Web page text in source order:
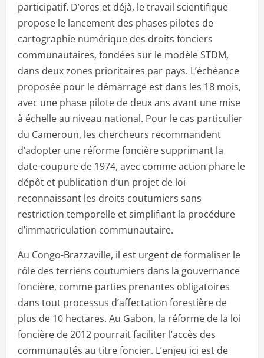
participatif. D’ores et déjà, le travail scientifique
propose le lancement des phases pilotes de
cartographie numérique des droits fonciers
communautaires, fondées sur le modèle STDM,
dans deux zones prioritaires par pays. L’échéance
proposée pour le démarrage est dans les 18 mois,
avec une phase pilote de deux ans avant une mise
à échelle au niveau national. Pour le cas particulier
du Cameroun, les chercheurs recommandent
d’adopter une réforme foncière supprimant la
date-coupure de 1974, avec comme action phare le
dépôt et publication d’un projet de loi
reconnaissant les droits coutumiers sans
restriction temporelle et simplifiant la procédure
d’immatriculation communautaire.
Au Congo-Brazzaville, il est urgent de formaliser le
rôle des terriens coutumiers dans la gouvernance
foncière, comme parties prenantes obligatoires
dans tout processus d’affectation forestière de
plus de 10 hectares. Au Gabon, la réforme de la loi
foncière de 2012 pourrait faciliter l’accès des
communautés au titre foncier. L’enjeu ici est de